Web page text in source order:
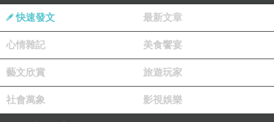
玻璃隔間以其透明性質，為辦公環境注入了開放
感。在傳統的隔間設計中，人們可能會感到局促
壓抑，缺乏交流與合作。而透明的玻璃隔間能夠
打破傳統辦公室的限制，讓空間更加通透、明
亮，同時促進團隊成員之間的視覺交流。
此外，玻璃隔間還能夠創造出私密性和開放性的
快速發文 最新文章
心情雜記 美食饗宴
藝文欣賞 旅遊玩家
社會萬象 影視娛樂